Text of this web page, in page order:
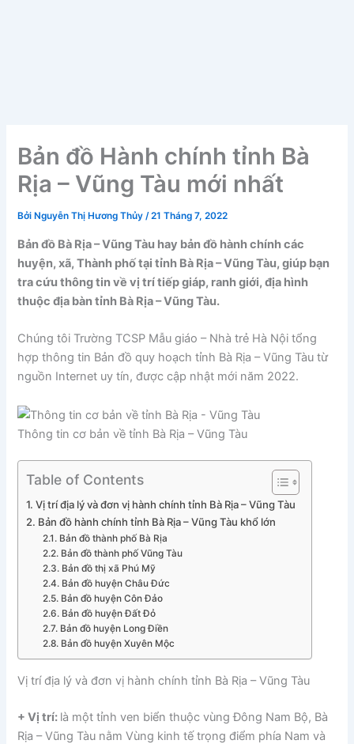
Bản đồ Hành chính tỉnh Bà
Rịa – Vũng Tàu mới nhất
Bởi Nguyễn Thị Hương Thủy/21 Tháng 7, 2022
Bản đồ Bà Rịa – Vũng Tàu hay bản đồ hành chính các
huyện, xã, Thành phố tại tỉnh Bà Rịa – Vũng Tàu, giúp bạn
tra cứu thông tin về vị trí tiếp giáp, ranh giới, địa hình
thuộc địa bàn tỉnh Bà Rịa – Vũng Tàu.
Chúng tôi Trường TCSP Mẫu giáo – Nhà trẻ Hà Nội tổng
hợp thông tin Bản đồ quy hoạch tỉnh Bà Rịa – Vũng Tàu từ
nguồn Internet uy tín, được cập nhật mới năm 2022.
Thông tin cơ bản về tỉnh Bà Rịa – Vũng Tàu
Table of Contents
Vị trí địa lý và đơn vị hành chính tỉnh Bà Rịa – Vũng Tàu
Bản đồ hành chính tỉnh Bà Rịa – Vũng Tàu khổ lớn
Bản đồ thành phố Bà Rịa
Bản đồ thành phố Vũng Tàu
Bản đồ thị xã Phú Mỹ
Bản đồ huyện Châu Đức
Bản đồ huyện Côn Đảo
Bản đồ huyện Đất Đỏ
Bản đồ huyện Long Điền
Bản đồ huyện Xuyên Mộc
Vị trí địa lý và đơn vị hành chính tỉnh Bà Rịa – Vũng Tàu
+ Vị trí: là một tỉnh ven biển thuộc vùng Đông Nam Bộ, Bà
Rịa – Vũng Tàu nằm Vùng kinh tế trọng điểm phía Nam và